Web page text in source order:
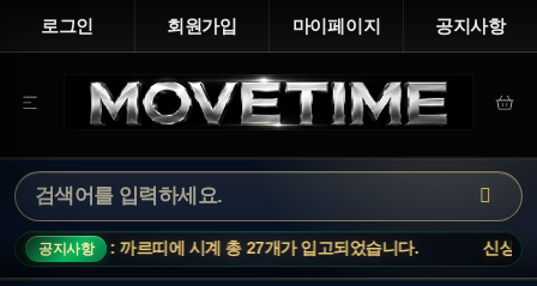
로그인 회원가입 마이페이지 공지사항
공지사항
업데이트 : 까르띠에 시계 총 27개가 입고되었습니다. 신상 업데